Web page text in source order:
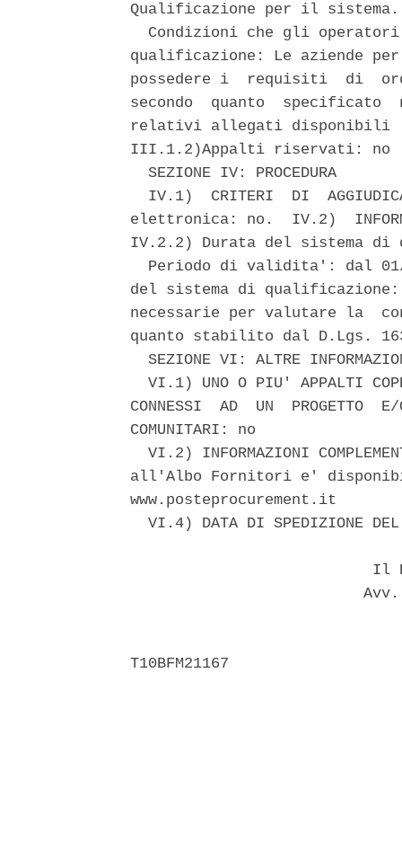
Qualificazione per il
Condizioni che gli
qualificazione: Le aziende
possedere i  requisiti  di
secondo  quanto
relativi allegati disponibili
III.1.2)Appalti riservati: no
  SEZIONE IV: PROCEDURA
IV.1)  CRITERI  DI
elettronica: no.  IV.2)
IV.2.2) Durata del sistema
Periodo di validita': dal
del sistema di
necessarie per valutare la
quanto stabilito dal D.Lgs.
SEZIONE VI: ALTRE
VI.1) UNO O PIU' APPALTI
CONNESSI  AD  UN  PROGETTO
COMUNITARI: no
VI.2) INFORMAZIONI
all'Albo Fornitori e'
www.posteprocurement.it
VI.4) DATA DI SPEDIZIONE